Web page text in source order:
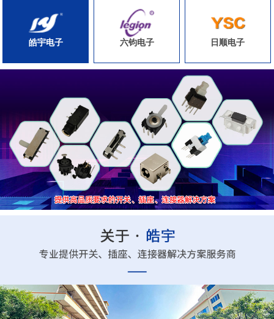
皓宇电子 六钧电子 日顺电子